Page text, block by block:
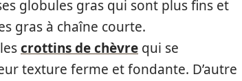
globules gras qui sont plus fins et
gras à chaîne courte.
crottins de chèvre qui se
texture ferme et fondante. D’autre